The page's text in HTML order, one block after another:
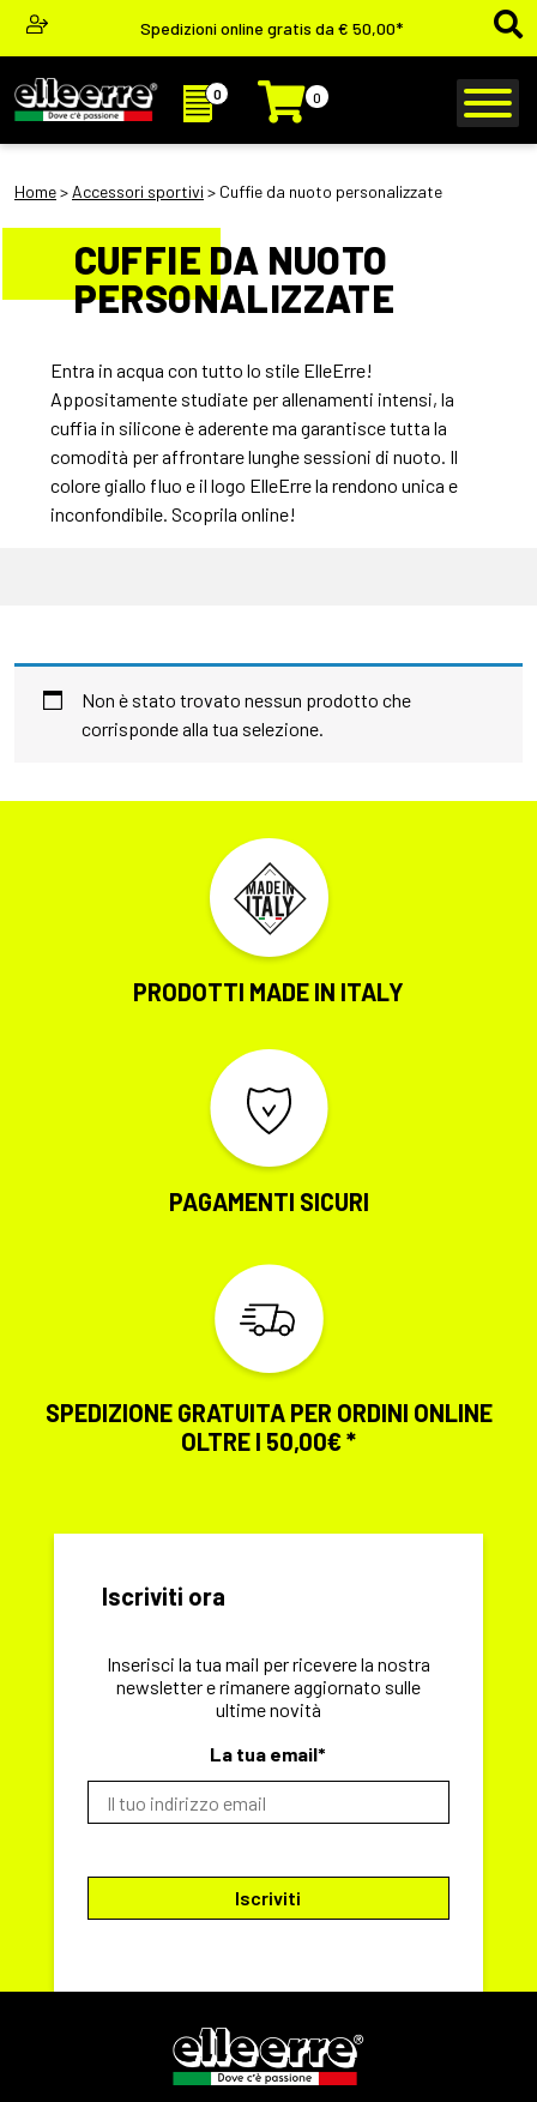
Spedizioni online gratis da € 50,00*
0 0
Home> Accessori sportivi > Cuffie da nuoto personalizzate
CUFFIE DA NUOTO
PERSONALIZZATE
Entra in acqua con tutto lo stile ElleErre!
Appositamente studiate per allenamenti intensi, la
cuffia in silicone è aderente ma garantisce tutta la
comodità per affrontare lunghe sessioni di nuoto. Il
colore giallo fluo e il logo ElleErre la rendono unica e
inconfondibile. Scoprila online!
Non è stato trovato nessun prodotto che
corrisponde alla tua selezione.
PRODOTTI MADE IN ITALY
PAGAMENTI SICURI
SPEDIZIONE GRATUITA PER ORDINI ONLINE
OLTRE I 50,00€ *
Iscriviti ora
Inserisci la tua mail per ricevere la nostra
newsletter e rimanere aggiornato sulle
ultime novità
La tua email*